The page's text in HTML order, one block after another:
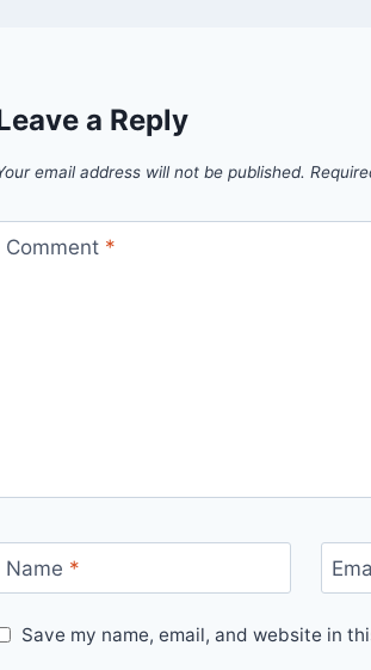
a Reply
email address will not be published.
Comment *
Name *
Save my name, email, and website in